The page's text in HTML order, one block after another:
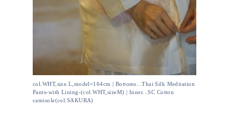
col.WHT,size.L,model=164cm | Bottoms...Thai Silk Meditation
Pants-with Lining-(col.WHT,sizeM) | Inner...SC Cotton
camisole(col.SAKURA)